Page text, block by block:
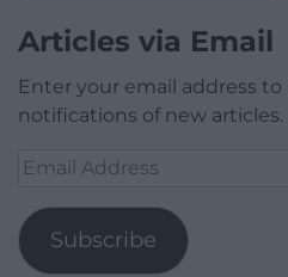
Articles via Email
Enter your email address
notifications of new articles.
Email
Subscribe